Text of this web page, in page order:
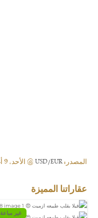
المصدر:USD/EUR@ الأحد, 9 أغسطس.
عقاراتنا المميزة
غير مباعة